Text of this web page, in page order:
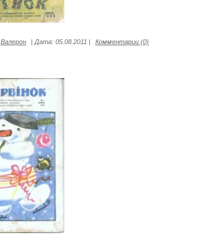
Валерон | Дата: 05.08.2011 | Комментарии (0)